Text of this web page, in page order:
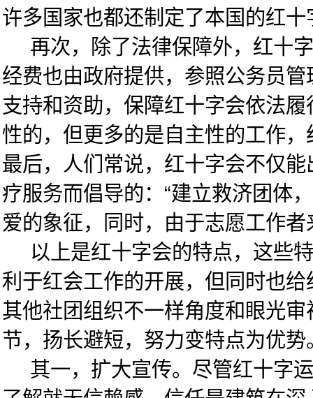
许多国家也都还制定了本国的红
再次，除了法律保障外，红十字
经费也由政府提供，参照公务员
支持和资助，保障红十字会依法
性的，但更多的是自主性的工作
最后，人们常说，红十字会不仅
疗服务而倡导的：“建立救济团体
爱的象征，同时，由于志愿工作
以上是红十字会的特点，这些特
利于红会工作的开展，但同时也
其他社团组织不一样角度和眼光
节，扬长避短，努力变特点为优势
其一，扩大宣传。尽管红十字运